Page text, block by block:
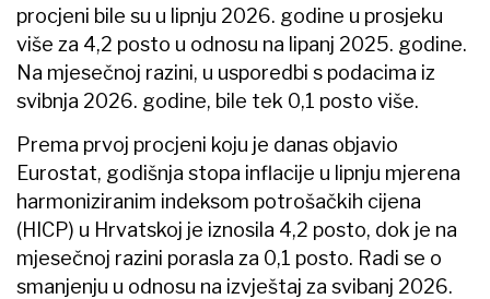
procjeni bile su u lipnju 2026. godine u prosjeku
više za 4,2 posto u odnosu na lipanj 2025. godine.
Na mjesečnoj razini, u usporedbi s podacima iz
svibnja 2026. godine, bile tek 0,1 posto više.
Prema prvoj procjeni koju je danas objavio
Eurostat, godišnja stopa inflacije u lipnju mjerena
harmoniziranim indeksom potrošačkih cijena
(HICP) u Hrvatskoj je iznosila 4,2 posto, dok je na
mjesečnoj razini porasla za 0,1 posto. Radi se o
smanjenju u odnosu na izvještaj za svibanj 2026.